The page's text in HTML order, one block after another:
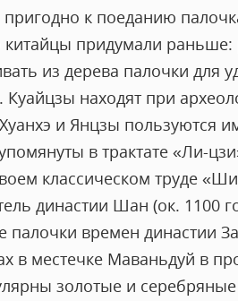
к поеданию
китайцы придумали
из дерева палочки для
находят при
и Янцзы пользуются
в трактате «Ли-
классическом труде
династии Шан (ок. 1100
палочки времен династии
в местечке Маваньдуй в
золотые и